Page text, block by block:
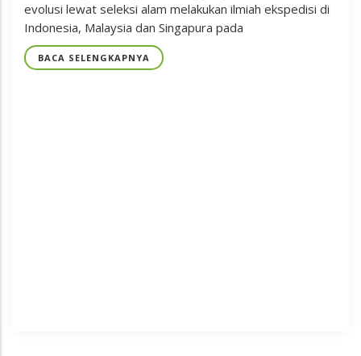
evolusi lewat seleksi alam melakukan ilmiah ekspedisi di
Indonesia, Malaysia dan Singapura pada
BACA SELENGKAPNYA